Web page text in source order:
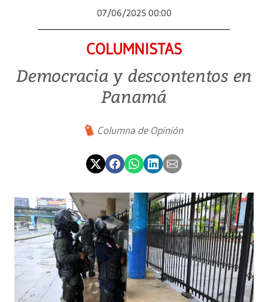
07/06/2025 00:00
COLUMNISTAS
Democracia y descontentos en
Panamá
Columna de Opinión